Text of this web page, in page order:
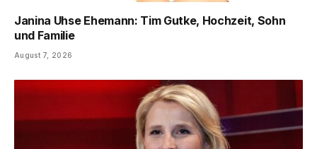
Janina Uhse Ehemann: Tim Gutke, Hochzeit, Sohn
und Familie
August 7, 2026